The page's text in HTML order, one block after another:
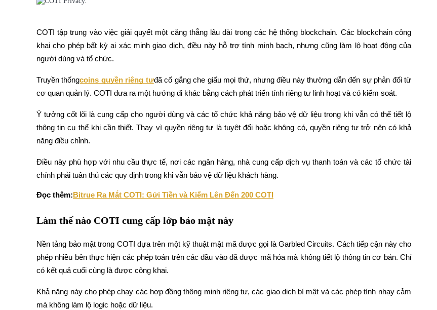
Sao chép Giao dịch
Tận hưởng chia sẻ lợi nhuận và hoa hồng giao dịch sao chép
COTI tập trung vào việc giải quyết một căng thẳng lâu dài trong các hệ thống blockchain. Các blockchain công
khai cho phép bất kỳ ai xác minh giao dịch, điều này hỗ trợ tính minh bạch, nhưng cũng làm lộ hoạt động của
người dùng và tổ chức.
Truyền thốngcoins quyền riêng tưđã cố gắng che giấu mọi thứ, nhưng điều này thường dẫn đến sự phản đối từ
cơ quan quản lý. COTI đưa ra một hướng đi khác bằng cách phát triển tính riêng tư linh hoạt và có kiểm soát.
Ý tưởng cốt lõi là cung cấp cho người dùng và các tổ chức khả năng bảo vệ dữ liệu trong khi vẫn có thể tiết lộ
thông tin cụ thể khi cần thiết. Thay vì quyền riêng tư là tuyệt đối hoặc không có, quyền riêng tư trở nên có khả
năng điều chỉnh.
Điều này phù hợp với nhu cầu thực tế, nơi các ngân hàng, nhà cung cấp dịch vụ thanh toán và các tổ chức tài
chính phải tuân thủ các quy định trong khi vẫn bảo vệ dữ liệu khách hàng.
Đọc thêm: Bitrue Ra Mắt COTI: Gửi Tiền và Kiếm Lên Đến 200 COTI
Làm thế nào COTI cung cấp lớp bảo mật này
Nền tảng bảo mật trong COTI dựa trên một kỹ thuật mật mã được gọi là Garbled Circuits. Cách tiếp cận này cho
phép nhiều bên thực hiện các phép toán trên các đầu vào đã được mã hóa mà không tiết lộ thông tin cơ bản. Chỉ
có kết quả cuối cùng là được công khai.
Khả năng này cho phép chạy các hợp đồng thông minh riêng tư, các giao dịch bí mật và các phép tính nhạy cảm
mà không làm lộ logic hoặc dữ liệu.